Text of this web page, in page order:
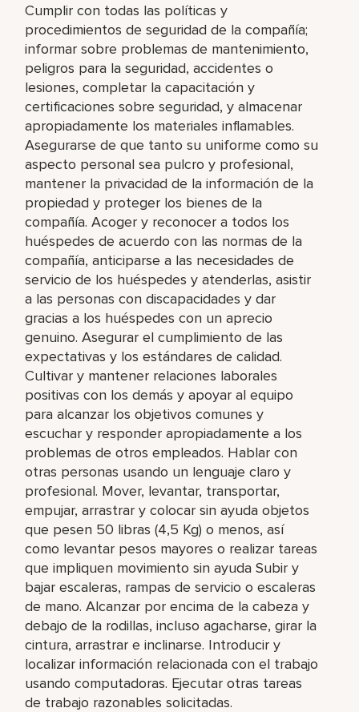
Cumplir con todas las políticas y
procedimientos de seguridad de la compañía;
informar sobre problemas de mantenimiento,
peligros para la seguridad, accidentes o
lesiones, completar la capacitación y
certificaciones sobre seguridad, y almacenar
apropiadamente los materiales inflamables.
Asegurarse de que tanto su uniforme como su
aspecto personal sea pulcro y profesional,
mantener la privacidad de la información de la
propiedad y proteger los bienes de la
compañía. Acoger y reconocer a todos los
huéspedes de acuerdo con las normas de la
compañía, anticiparse a las necesidades de
servicio de los huéspedes y atenderlas, asistir
a las personas con discapacidades y dar
gracias a los huéspedes con un aprecio
genuino. Asegurar el cumplimiento de las
expectativas y los estándares de calidad.
Cultivar y mantener relaciones laborales
positivas con los demás y apoyar al equipo
para alcanzar los objetivos comunes y
escuchar y responder apropiadamente a los
problemas de otros empleados. Hablar con
otras personas usando un lenguaje claro y
profesional. Mover, levantar, transportar,
empujar, arrastrar y colocar sin ayuda objetos
que pesen 50 libras (4,5 Kg) o menos, así
como levantar pesos mayores o realizar tareas
que impliquen movimiento sin ayuda Subir y
bajar escaleras, rampas de servicio o escaleras
de mano. Alcanzar por encima de la cabeza y
debajo de la rodillas, incluso agacharse, girar la
cintura, arrastrar e inclinarse. Introducir y
localizar información relacionada con el trabajo
usando computadoras. Ejecutar otras tareas
de trabajo razonables solicitadas.